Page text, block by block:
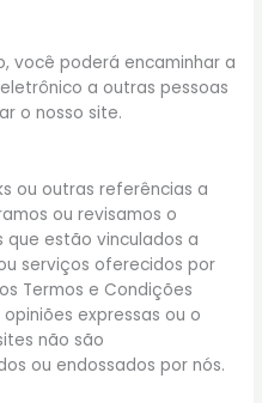
você poderá encaminhar a
a outras pessoas
o nosso site.
ou outras referências a
ou revisamos o
estão vinculados a
serviços oferecidos por
Termos e Condições
expressas ou o
não são
ou endossados por nós.